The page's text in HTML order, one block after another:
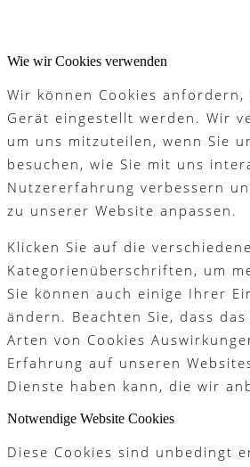
Wie wir Cookies verwenden
Wir können Cookies
Gerät eingestellt werden. Wir
um uns mitzuteilen, wenn Sie
besuchen, wie Sie mit uns
Nutzererfahrung verbessern
zu unserer Website anpassen.
Klicken Sie auf die
Kategorienüberschriften, um
Sie können auch einige Ihrer
ändern. Beachten Sie, dass
Arten von Cookies
Erfahrung auf unseren
Dienste haben kann, die wir
Notwendige Website Cookies
Diese Cookies sind unbedingt